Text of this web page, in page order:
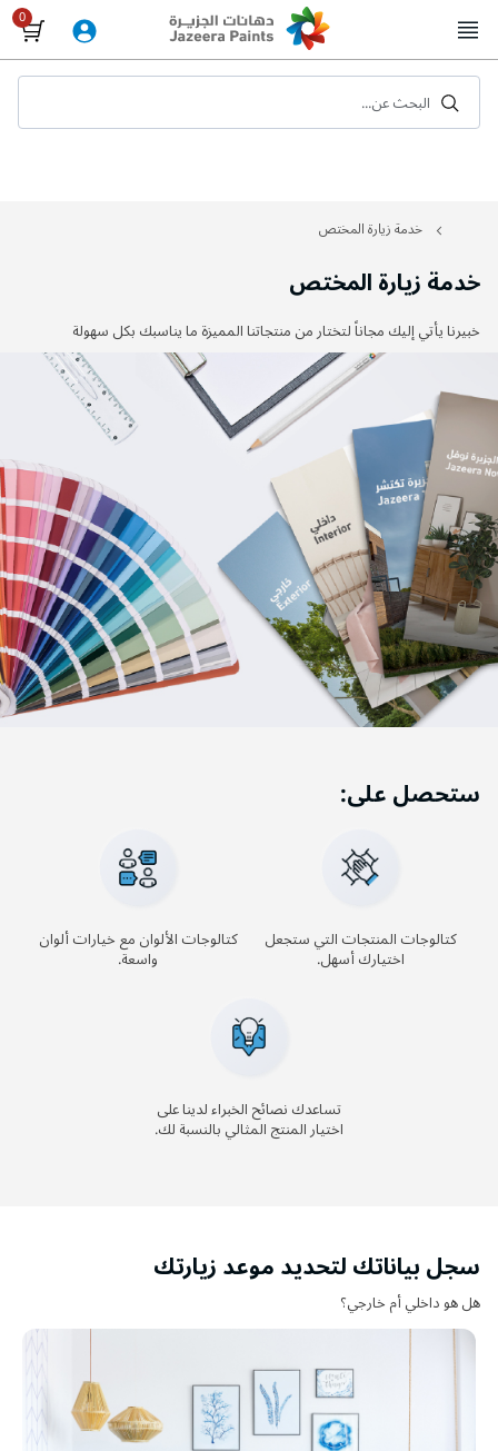
to
Content
البحث عن...
خدمة زيارة المختص
خدمة زيارة المختص
خبيرنا يأتي إليك مجاناً لتختار من منتجاتنا المميزة ما يناسبك بكل سهولة
ستحصل على:
كتالوجات المنتجات التي ستجعل
اختيارك أسهل.
كتالوجات الألوان مع خيارات ألوان
واسعة.
تساعدك نصائح الخبراء لدينا على
اختيار المنتج المثالي بالنسبة لك.
سجل بياناتك لتحديد موعد زيارتك
هل هو داخلي أم خارجي؟